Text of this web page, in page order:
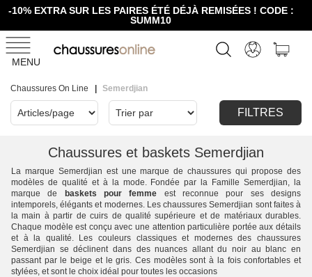
-10% EXTRA SUR LES PAIRES ÉTÉ DÉJÀ REMISÉES ! CODE :
SUMM10
MENU
Chaussures On Line Semerdjian
FILTRES
Chaussures et baskets Semerdjian
La marque Semerdjian est une marque de chaussures qui propose des
modèles de qualité et à la mode. Fondée par la Famille Semerdjian, la
marque de baskets pour femme est reconnue pour ses designs
intemporels, élégants et modernes. Les chaussures Semerdjian sont faites à
la main à partir de cuirs de qualité supérieure et de matériaux durables.
Chaque modèle est conçu avec une attention particulière portée aux détails
et à la qualité. Les couleurs classiques et modernes des chaussures
Semerdjian se déclinent dans des nuances allant du noir au blanc en
passant par le beige et le gris. Ces modèles sont à la fois confortables et
stylées, et sont le choix idéal pour toutes les occasions